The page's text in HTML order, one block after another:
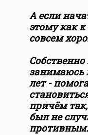
А если
этому как к
совсем
занимаюсь
лет -
причём
был не
противным.